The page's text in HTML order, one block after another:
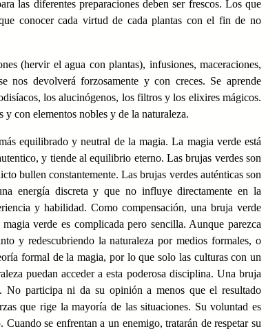
las diferentes preparaciones deben ser frescos. Los que
conocer cada virtud de cada plantas con el fin de no
(hervir el agua con plantas), infusiones, maceraciones,
nos devolverá forzosamente y con creces. Se aprende
los alucinógenos, los filtros y los elixires mágicos.
y con elementos nobles y de la naturaleza.
equilibrado y neutral de la magia. La magia verde está
y tiende al equilibrio eterno. Las brujas verdes son
bullen constantemente. Las brujas verdes auténticas son
energía discreta y que no influye directamente en la
y habilidad. Como compensación, una bruja verde
verde es complicada pero sencilla. Aunque parezca
y redescubriendo la naturaleza por medios formales, o
formal de la magia, por lo que solo las culturas con un
puedan acceder a esta poderosa disciplina. Una bruja
No participa ni da su opinión a menos que el resultado
que rige la mayoría de las situaciones. Su voluntad es
se enfrentan a un enemigo, tratarán de respetar su